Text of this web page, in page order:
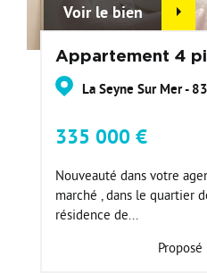
Voir le bien
Appartement 4
La Seyne Sur Mer -
335 000 €
Nouveauté dans votre
marché , dans le quartier
résidence de...
Proposé